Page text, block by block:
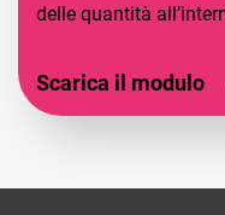
delle quantità
Scarica il modulo